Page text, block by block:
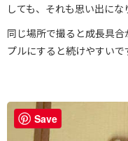
しても、それも思い出にな
同じ場所で撮ると成長具
プルにすると続けやすいで
Save